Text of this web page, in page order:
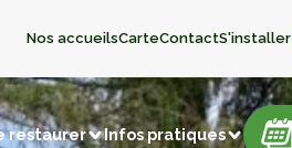
Nos accueilsCarteContactS'installer
restaurer Infos pratiques
Agenda